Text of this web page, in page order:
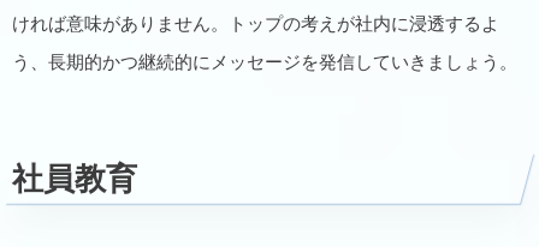
ければ意味がありません。トップの考えが社内に浸透するよ
う、長期的かつ継続的にメッセージを発信していきましょう。
社員教育